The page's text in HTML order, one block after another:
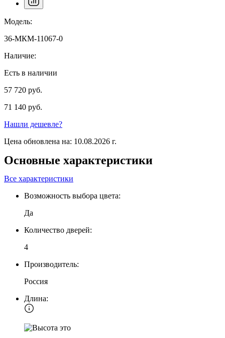
Модель:
36-МКМ-11067-0
Наличие:
Есть в наличии
57 720 руб.
71 140 руб.
Нашли дешевле?
Цена обновлена на: 10.08.2026 г.
Основные характеристики
Все характеристики
Возможность выбора цвета:
Да
Количество дверей:
4
Производитель:
Россия
Длина: